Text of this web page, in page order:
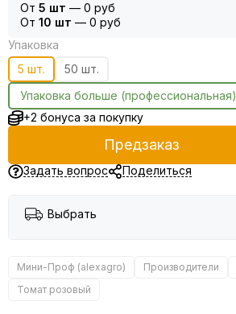
От 5 шт — 0 руб
От 10 шт — 0 руб
Упаковка
5 шт.
50 шт.
Упаковка больше (профессиональная)
+2 бонуса за покупку
Предзаказ
Задать вопрос Поделиться
Выбрать
Мини-Проф (alexagro) Производители
Томат розовый